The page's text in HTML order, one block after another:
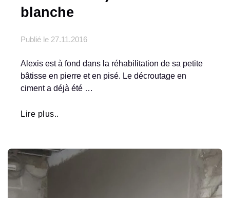
blanche
Publié le 27.11.2016
Alexis est à fond dans la réhabilitation de sa petite
bâtisse en pierre et en pisé. Le décroutage en
ciment a déjà été …
Lire plus..